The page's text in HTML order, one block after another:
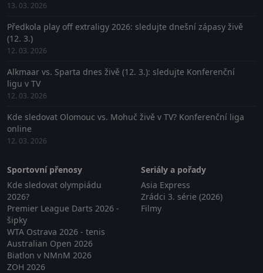
13. 03. 2026
Předkola play off extraligy 2026: sledujte dnešní zápasy živě
(12. 3.)
12. 03. 2026
Alkmaar vs. Sparta dnes živě (12. 3.): sledujte Konferenční
ligu v TV
12. 03. 2026
Kde sledovat Olomouc vs. Mohuč živě v TV? Konferenční liga
online
12. 03. 2026
Sportovní přenosy
Kde sledovat olympiádu
2026?
Premier League Darts 2026 -
šipky
WTA Ostrava 2026 - tenis
Australian Open 2026
Biatlon v NMnM 2026
ZOH 2026
Seriály a pořady
Asia Express
Zrádci 3. série (2026)
Filmy